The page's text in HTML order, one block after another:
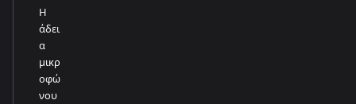
Η
άδει
α
μικρ
οφώ
νου